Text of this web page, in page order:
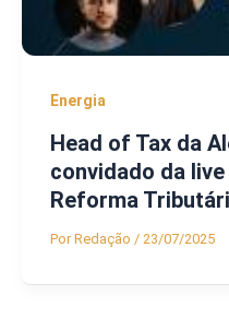
Energia
Head of Tax da
convidado da
Reforma
PorRedação / 23/07/2025